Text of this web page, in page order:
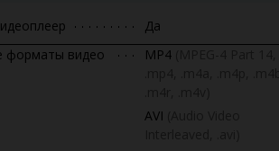
Да
форматы видео
MP4
AVI